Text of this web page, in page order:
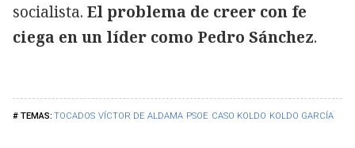
TOCADOS VÍCTOR DE ALDAMA PSOE CASO KOLDO KOLDO GARCÍA
socialista. El problema de creer con fe
ciega en un líder como Pedro Sánchez.